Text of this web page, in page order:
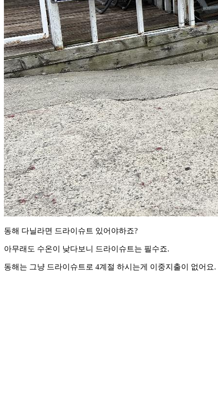
동해 다닐라면 드라이슈트 있어야하죠?
아무래도 수온이 낮다보니 드라이슈트는 필수죠.
동해는 그냥 드라이슈트로 4계절 하시는게 이중지출이 없어요.